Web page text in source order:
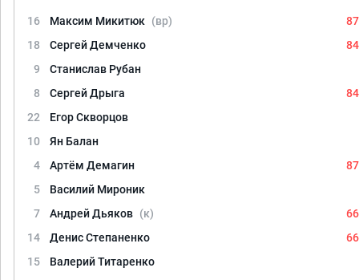
16 Максим Микитюк (вр)
18
Сергей Демченко
9
Станислав Рубан
8
Сергей Дрыга
22
Егор Скворцов
10
Ян Балан
4
Артём Демагин
5
Василий Мироник
7
Андрей Дьяков (к)
14
Денис Степаненко
15
Валерий Титаренко